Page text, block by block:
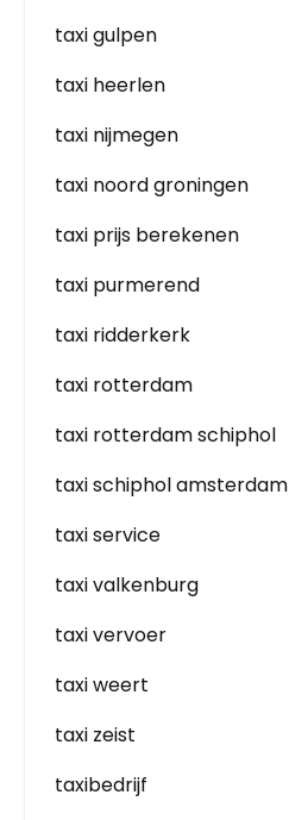
taxi gulpen
taxi heerlen
taxi nijmegen
taxi noord groningen
taxi prijs berekenen
taxi purmerend
taxi ridderkerk
taxi rotterdam
taxi rotterdam schiphol
taxi schiphol amsterdam
taxi service
taxi valkenburg
taxi vervoer
taxi weert
taxi zeist
taxibedrijf